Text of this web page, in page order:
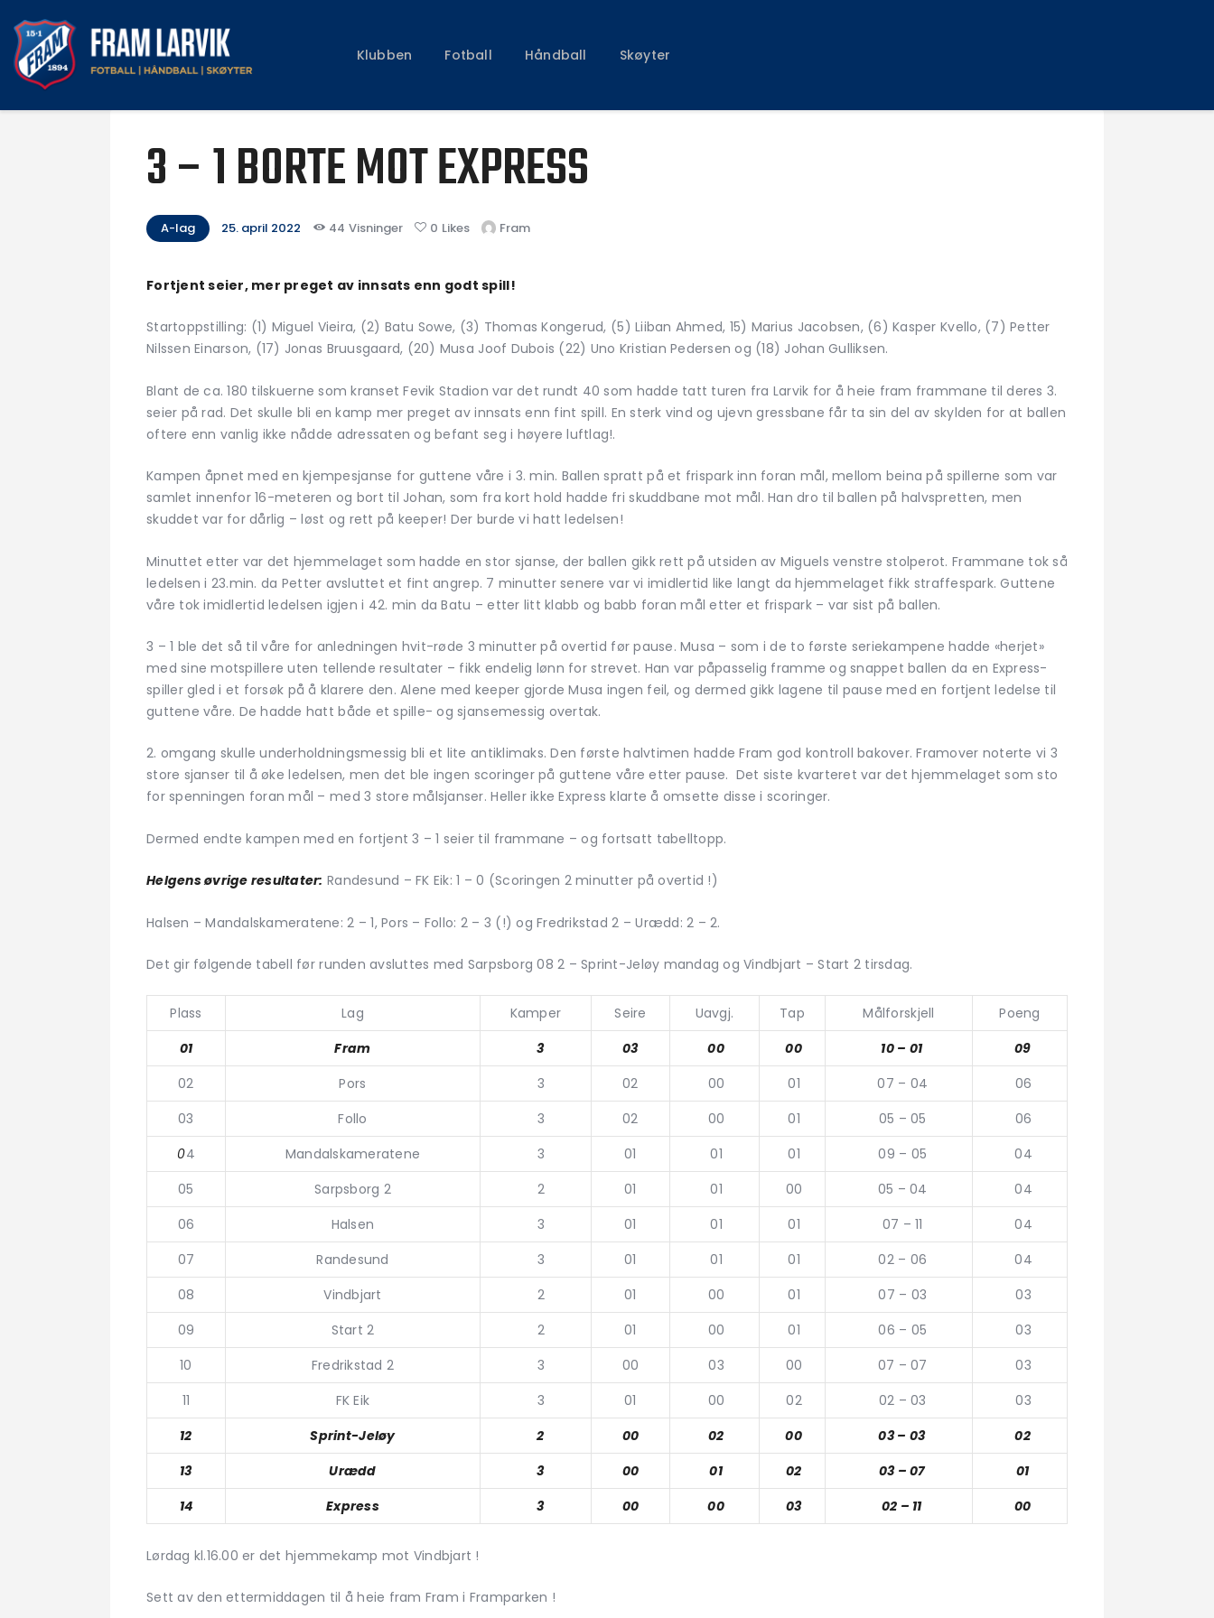
Klubben Fotball Håndball Skøyter
Fotball
Skøyter
3 – 1 BORTE MOT EXPRESS
A-lag 25. april 2022 44 Visninger 0 Likes Fram
Fortjent seier, mer preget av innsats enn godt spill!
Startoppstilling: (1) Miguel Vieira, (2) Batu Sowe, (3) Thomas Kongerud, (5) Liiban Ahmed, 15) Marius Jacobsen, (6) Kasper Kvello, (7) Petter
Nilssen Einarson, (17) Jonas Bruusgaard, (20) Musa Joof Dubois (22) Uno Kristian Pedersen og (18) Johan Gulliksen.
Blant de ca. 180 tilskuerne som kranset Fevik Stadion var det rundt 40 som hadde tatt turen fra Larvik for å heie fram frammane til deres 3.
seier på rad. Det skulle bli en kamp mer preget av innsats enn fint spill. En sterk vind og ujevn gressbane får ta sin del av skylden for at ballen
oftere enn vanlig ikke nådde adressaten og befant seg i høyere luftlag!.
Kampen åpnet med en kjempesjanse for guttene våre i 3. min. Ballen spratt på et frispark inn foran mål, mellom beina på spillerne som var
samlet innenfor 16-meteren og bort til Johan, som fra kort hold hadde fri skuddbane mot mål. Han dro til ballen på halvspretten, men
skuddet var for dårlig – løst og rett på keeper! Der burde vi hatt ledelsen!
Minuttet etter var det hjemmelaget som hadde en stor sjanse, der ballen gikk rett på utsiden av Miguels venstre stolperot. Frammane tok så
ledelsen i 23.min. da Petter avsluttet et fint angrep. 7 minutter senere var vi imidlertid like langt da hjemmelaget fikk straffespark. Guttene
våre tok imidlertid ledelsen igjen i 42. min da Batu – etter litt klabb og babb foran mål etter et frispark – var sist på ballen.
3 – 1 ble det så til våre for anledningen hvit-røde 3 minutter på overtid før pause. Musa – som i de to første seriekampene hadde «herjet»
med sine motspillere uten tellende resultater – fikk endelig lønn for strevet. Han var påpasselig framme og snappet ballen da en Express-
spiller gled i et forsøk på å klarere den. Alene med keeper gjorde Musa ingen feil, og dermed gikk lagene til pause med en fortjent ledelse til
guttene våre. De hadde hatt både et spille- og sjansemessig overtak.
2. omgang skulle underholdningsmessig bli et lite antiklimaks. Den første halvtimen hadde Fram god kontroll bakover. Framover noterte vi 3
store sjanser til å øke ledelsen, men det ble ingen scoringer på guttene våre etter pause. Det siste kvarteret var det hjemmelaget som sto
for spenningen foran mål – med 3 store målsjanser. Heller ikke Express klarte å omsette disse i scoringer.
Dermed endte kampen med en fortjent 3 – 1 seier til frammane – og fortsatt tabelltopp.
Helgens øvrige resultater: Randesund – FK Eik: 1 – 0 (Scoringen 2 minutter på overtid !)
Halsen – Mandalskameratene: 2 – 1, Pors – Follo: 2 – 3 (!) og Fredrikstad 2 – Urædd: 2 – 2.
Det gir følgende tabell før runden avsluttes med Sarpsborg 08 2 – Sprint-Jeløy mandag og Vindbjart – Start 2 tirsdag.
Plass Lag Kamper Seire Uavgj. Tap Målforskjell
Poeng
01
Fram 3 03 00 00 10 – 01
09
02
Pors 3 02 00 01 07 – 04
06
03
Follo 3 02 00 01 05 – 05
06
04 Mandalskameratene 3 01 01 01 09 – 05
04
05
Sarpsborg 2 2 01 01 00 05 – 04
04
06
Halsen 3 01 01 01 07 – 11
04
07
Randesund 3 01 01 01 02 – 06
04
08
Vindbjart 2 01 00 01 07 – 03
03
09
Start 2 2 01 00 01 06 – 05
03
10
Fredrikstad 2 3 00 03 00 07 – 07
03
11
FK Eik 3 01 00 02 02 – 03
03
12
Sprint-Jeløy 2 00 02 00 03 – 03
02
13
Urædd 3 00 01 02 03 – 07
01
14
Express 3 00 00 03 02 – 11 00
Lørdag kl.16.00 er det hjemmekamp mot Vindbjart !
Sett av den ettermiddagen til å heie fram Fram i Framparken !